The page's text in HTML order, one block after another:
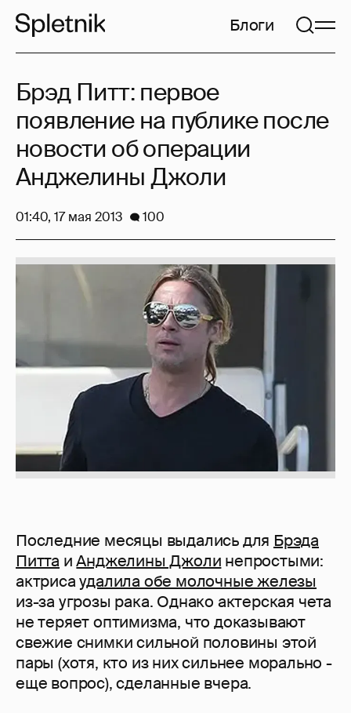
Блоги
Последние месяцы выдались для Брэда
Питта иАнджелины Джоли непростыми:
актрисаудалила обе молочные железы
из-за угрозы рака. Однако актерская чета
не теряет оптимизма, что доказывают
свежие снимки сильной половины этой
пары (хотя, кто из них сильнее морально -
еще вопрос), сделанные вчера.
Брэд Питт: первое
появление на публике после
новости об операции
Анджелины Джоли
01:40, 17 мая 2013 100